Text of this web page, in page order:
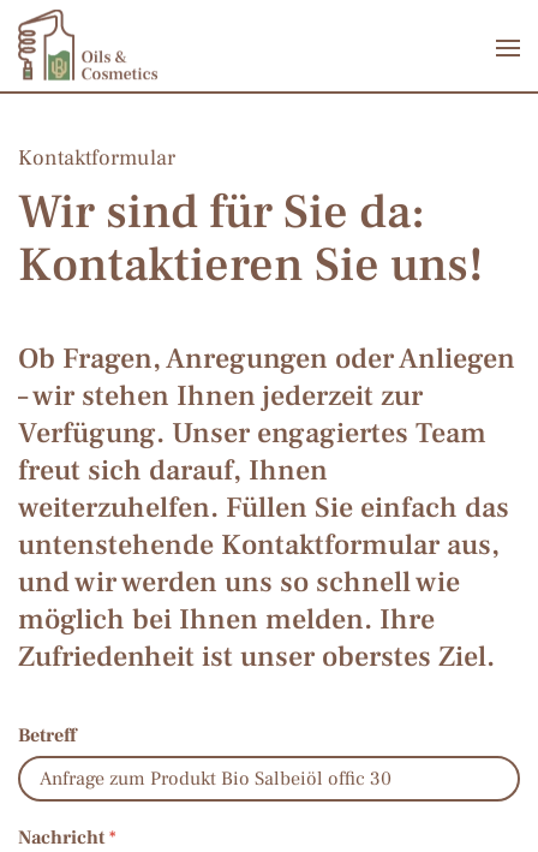
Zum Hauptinhalt springen
Kontaktformular
Wir sind für Sie da:
Kontaktieren Sie uns!
Ob Fragen, Anregungen oder Anliegen
– wir stehen Ihnen jederzeit zur
Verfügung. Unser engagiertes Team
freut sich darauf, Ihnen
weiterzuhelfen. Füllen Sie einfach das
untenstehende Kontaktformular aus,
und wir werden uns so schnell wie
möglich bei Ihnen melden. Ihre
Zufriedenheit ist unser oberstes Ziel.
Betreff
Nachricht*